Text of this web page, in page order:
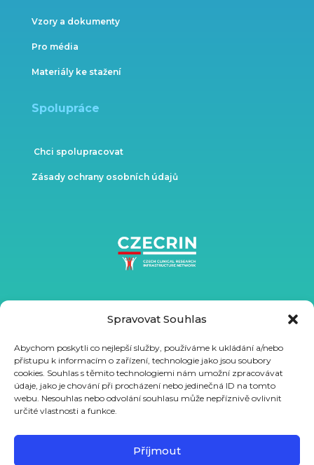
Spravovat Souhlas
Abychom poskytli co nejlepší služby, používáme k ukládání a/nebo
přístupu k informacím o zařízení, technologie jako jsou soubory
cookies. Souhlas s těmito technologiemi nám umožní zpracovávat
údaje, jako je chování při procházení nebo jedinečná ID na tomto
webu. Nesouhlas nebo odvolání souhlasu může nepříznivě ovlivnit
určité vlastnosti a funkce.
Příjmout
Vzory a dokumenty
Pro média
Materiály ke stažení
Spolupráce
Chci spolupracovat
Zásady ochrany osobních údajů
projektem VVI CZECRIN (LM2023049) a z Evropského sociálního